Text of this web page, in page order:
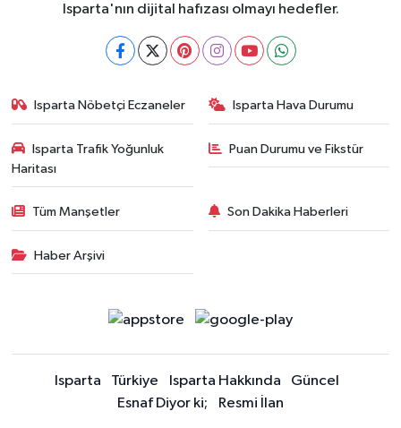
Isparta'nın dijital hafızası olmayı hedefler.
Isparta Nöbetçi Eczaneler Isparta Hava Durumu
Isparta Trafik Yoğunluk
Haritası
Puan Durumu ve Fikstür
Tüm Manşetler Son Dakika Haberleri
Haber Arşivi
Isparta Türkiye Isparta Hakkında
Güncel
Esnaf Diyor ki;
Resmi İlan